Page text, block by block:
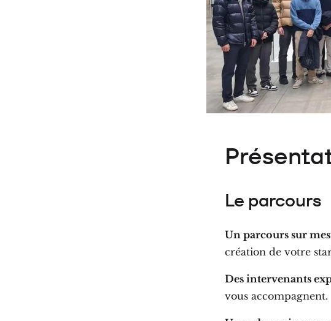
Le parcours
Un parcours sur
création de votre
Des intervenants
vous accompagnent.